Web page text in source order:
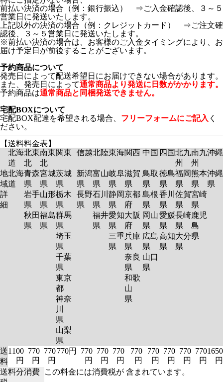
前払い決済の場合（例：銀行振込） ⇒ご入金確認後、３～５
営業日に発送いたします。
上記以外の決済の場合（例：クレジットカード） ⇒ご注文確
認後、３～５営業日に発送いたします。
※前払い決済の場合は、お客様のご入金タイミングにより、お
届け予定日が前後することがございます。
予約商品について
発売日によって配送希望日にお届けできない場合があります。
また、発売日によって通常商品より発送に日数がかかります。
予約商品は通常商品と同梱発送できません。
宅配BOXについて
宅配BOX配達を希望される場合、 フリーフォームにご記入 く
ださい。
【送料料金表】
北海
道
北東
北
南東
北
関東 信越北陸東海関西 中国 四国北九
州
南九
州
沖縄
地
域
詳
細
北海
道
青森
県
岩手
県
秋田
県
宮城
県
山形
県
福島
県
茨城
県
栃木
県
群馬
県
埼玉
県
千葉
県
東京
都
神奈
川
県
山梨
県
新潟
県
長野
県
富山
県
石川
県
福井
県
岐阜
県
静岡
県
愛知
県
三重
県
滋賀
県
京都
府
大阪
府
兵庫
県
奈良
県
和歌
山
県
鳥取
県
島根
県
岡山
県
広島
県
山口
県
徳島
県
香川
県
愛媛
県
高知
県
福岡
県
佐賀
県
長崎
県
大分
県
熊本
県
宮崎
県
鹿児
島
県
沖縄
県
送
料
1100
円
770
円
770
円
770円
770
円
770
円
770
円
770
円
770
円
770
円
770
円
770
円
1650
円
送料分消費
この料金には消費税が 含まれています。